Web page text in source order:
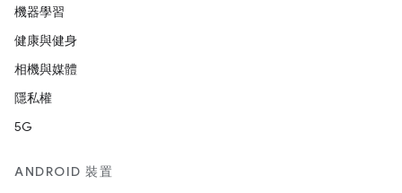
機器學習
健康與健身
相機與媒體
隱私權
5G
ANDROID 裝置